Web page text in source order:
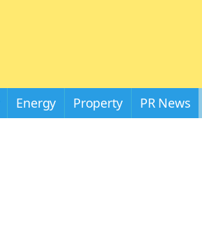
Energy Property PR News